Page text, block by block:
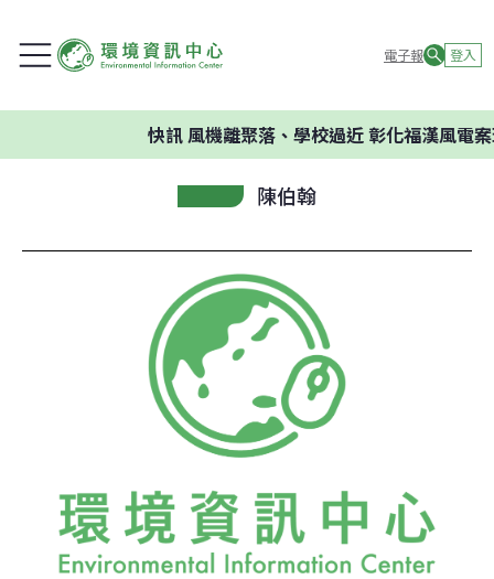
電子報 登入
快訊風機離聚落、學校過近 彰化福漢風電案
陳伯翰